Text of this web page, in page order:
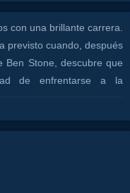
con una brillante carrera.
previsto cuando, después
Stone, descubre que
de enfrentarse a la
una decisión: quedarse o